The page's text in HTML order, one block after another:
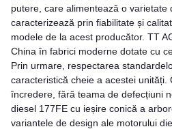
putere, care alimentează o varietate
caracterizează prin fiabilitate și
modele de la acest producător. TT
China în fabrici moderne dotate cu
Prin urmare, respectarea
caracteristică cheie a acestei unități.
încredere, fără teama de defecțiuni
diesel 177FE cu ieșire conică a
variantele de design ale motorului